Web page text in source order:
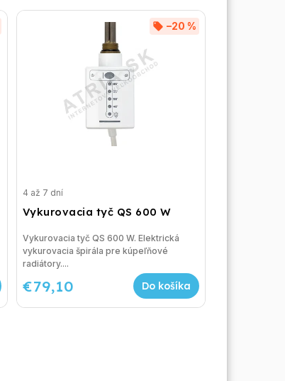
Vykurovacia tyč QS 600 W
–20 %
4 až 7 dní
€79,10 Do košíka
Vykurovacia tyč QS 600 W. Elektrická
vykurovacia špirála pre kúpeľňové
radiátory....